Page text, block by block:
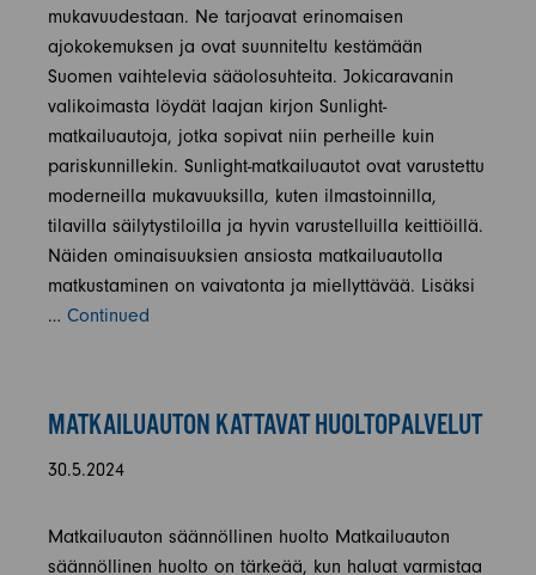
mukavuudestaan. Ne tarjoavat erinomaisen
ajokokemuksen ja ovat suunniteltu kestämään
Suomen vaihtelevia sääolosuhteita. Jokicaravanin
valikoimasta löydät laajan kirjon Sunlight-
matkailuautoja, jotka sopivat niin perheille kuin
pariskunnillekin. Sunlight-matkailuautot ovat varustettu
moderneilla mukavuuksilla, kuten ilmastoinnilla,
tilavilla säilytystiloilla ja hyvin varustelluilla keittiöillä.
Näiden ominaisuuksien ansiosta matkailuautolla
matkustaminen on vaivatonta ja miellyttävää. Lisäksi
… Continued
MATKAILUAUTON KATTAVAT HUOLTOPALVELUT
30.5.2024
Matkailuauton säännöllinen huolto Matkailuauton
säännöllinen huolto on tärkeää, kun haluat varmistaa